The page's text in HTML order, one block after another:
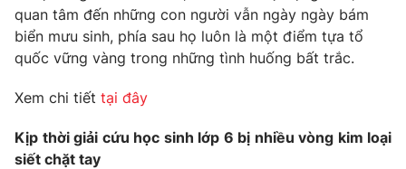
quan tâm đến những con người vẫn ngày ngày bám
biển mưu sinh, phía sau họ luôn là một điểm tựa tổ
quốc vững vàng trong những tình huống bất trắc.
Xem chi tiết tại đây
Kịp thời giải cứu học sinh lớp 6 bị nhiều vòng kim loại
siết chặt tay